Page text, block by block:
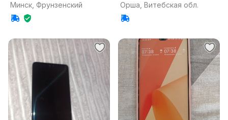
Минск, Фрунзенский Орша, Витебская обл.